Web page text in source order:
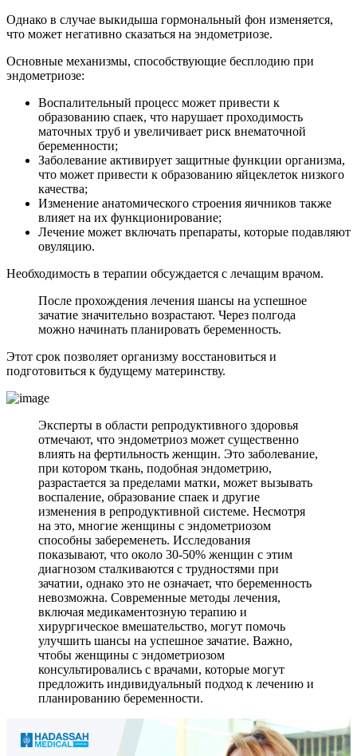
Однако в случае выкидыша гормональный фон изменяется,
что может негативно сказаться на эндометриозе.
Основные механизмы, способствующие бесплодию при
эндометриозе:
Воспалительный процесс может привести к
образованию спаек, что нарушает проходимость
маточных труб и увеличивает риск внематочной
беременности;
Заболевание активирует защитные функции организма,
что может привести к образованию яйцеклеток низкого
качества;
Изменение анатомического строения яичников также
влияет на их функционирование;
Лечение может включать препараты, которые подавляют
овуляцию.
Необходимость в терапии обсуждается с лечащим врачом.
После прохождения лечения шансы на успешное
зачатие значительно возрастают. Через полгода
можно начинать планировать беременность.
Этот срок позволяет организму восстановиться и
подготовиться к будущему материнству.
Эксперты в области репродуктивного здоровья
отмечают, что эндометриоз может существенно
влиять на фертильность женщин. Это заболевание,
при котором ткань, подобная эндометрию,
разрастается за пределами матки, может вызывать
воспаление, образование спаек и другие
изменения в репродуктивной системе. Несмотря
на это, многие женщины с эндометриозом
способны забеременеть. Исследования
показывают, что около 30-50% женщин с этим
диагнозом сталкиваются с трудностями при
зачатии, однако это не означает, что беременность
невозможна. Современные методы лечения,
включая медикаментозную терапию и
хирургическое вмешательство, могут помочь
улучшить шансы на успешное зачатие. Важно,
чтобы женщины с эндометриозом
консультировались с врачами, которые могут
предложить индивидуальный подход к лечению и
планированию беременности.